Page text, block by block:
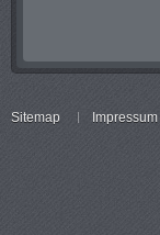
Sitemap Impressum